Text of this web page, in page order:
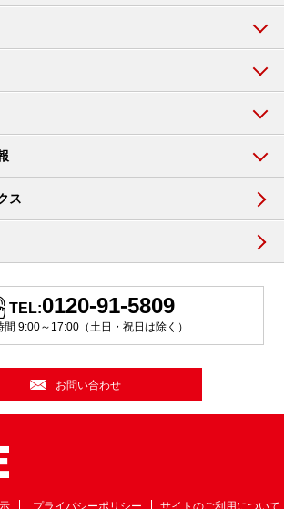
ス
TEL:0120-91-5809
間 9:00～17:00（土日・祝日は除く）
お問い合わせ
プライバシーポリシー サイトのご利用について